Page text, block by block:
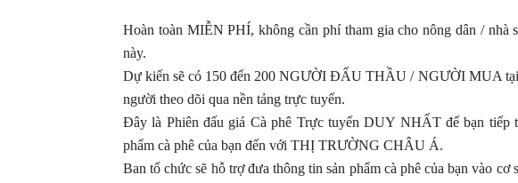
Hoàn toàn MIỄN PHÍ, không cần phí tham gia cho nông dân / nhà
này.
Dự kiến ​​sẽ có 150 đến 200 NGƯỜI ĐẤU THẦU / NGƯỜI MUA tại
người theo dõi qua nền tảng trực tuyến.
Đây là Phiên đấu giá Cà phê Trực tuyến DUY NHẤT để bạn tiếp
phẩm cà phê của bạn đến với THỊ TRƯỜNG CHÂU Á.
Ban tổ chức sẽ hỗ trợ đưa thông tin sản phẩm cà phê của bạn vào cơ